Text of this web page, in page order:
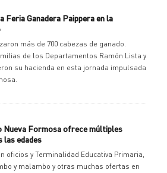
Ganadera Paippera en la
más de 700 cabezas de ganado.
de los Departamentos Ramón Lista y
su hacienda en esta jornada impulsada
Nueva Formosa ofrece múltiples
las edades
oficios y Terminalidad Educativa Primaria,
y malambo y otras muchas ofertas en